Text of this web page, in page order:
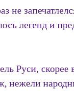
не
легенд и
Руси,
нежели